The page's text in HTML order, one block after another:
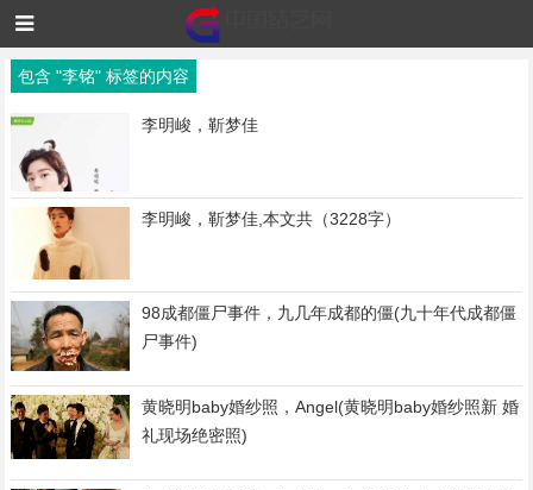
包含 "李铭" 标签的内容
李明峻，靳梦佳
李明峻，靳梦佳,本文共（3228字）
98成都僵尸事件，九几年成都的僵(九十年代成都僵
尸事件)
黄晓明baby婚纱照，Angel(黄晓明baby婚纱照新 婚
礼现场绝密照)